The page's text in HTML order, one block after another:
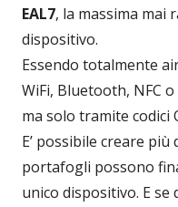
EAL7, la massima mai
dispositivo.
Essendo totalmente
WiFi, Bluetooth, NFC
ma solo tramite codici
E’ possibile creare
portafogli possono
unico dispositivo. E